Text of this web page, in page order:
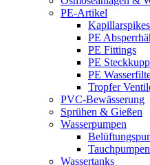
PE-Artikel
PE
PE Fittings
PE
PE
Tropfer
PVC-Bewässerung
Sprühen & Gießen
Wasserpumpen
Tauchpumpen
Wassertanks